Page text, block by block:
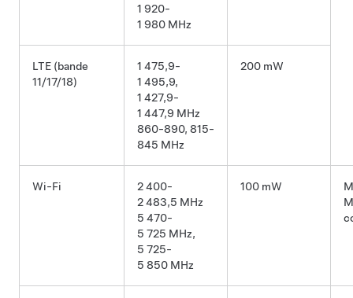
1 920-
1 980 MHz
LTE (bande
11/17/18)
1 475,9-
1 495,9,
1 427,9-
1 447,9 MHz
860-890, 815-
845 MHz
200 mW
Wi-Fi
2 400-
2 483,5 MHz
5 470-
5 725 MHz,
5 725-
5 850 MHz
100 mW